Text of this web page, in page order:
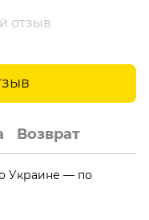
отзыв
Возврат
Украине — по